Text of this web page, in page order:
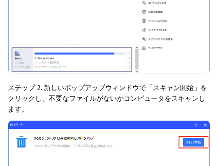
ステップ 2. 新しいポップアップウィンドウで「スキャン開始」を
クリックし、不要なファイルがないかコンピュータをスキャンし
ます。